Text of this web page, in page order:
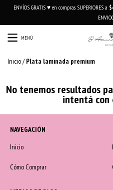
ENVÍOS GRATIS ♥ en compras SUPERIORES a
MENÚ
Inicio/ Plata laminada premium
No tenemos resultados
intentá
NAVEGACIÓN
Inicio
Cómo Comprar